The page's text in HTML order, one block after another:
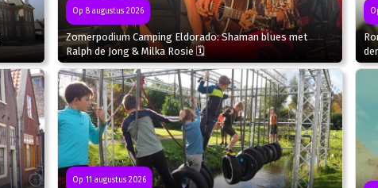
Op 8 augustus 2026
Zomerpodium Camping Eldorado: Shaman blues met
Ralph de Jong & Milka Rosie 🗓
Op 11 augustus 2026